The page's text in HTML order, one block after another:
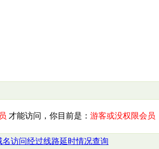
才能访问，你目前是： 游客或没权限会员
访问经过线路延时情况查询